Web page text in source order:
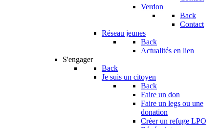
Verdon
Back
Contact
Réseau jeunes
Back
Actualités en lien
S'engager
Back
Je suis un citoyen
Back
Faire un don
Faire un legs ou une
donation
Créer un refuge LPO